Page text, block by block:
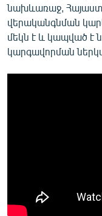
նախևառաջ,
վերականգնման
մեկն է և կապված է
կարգավորման